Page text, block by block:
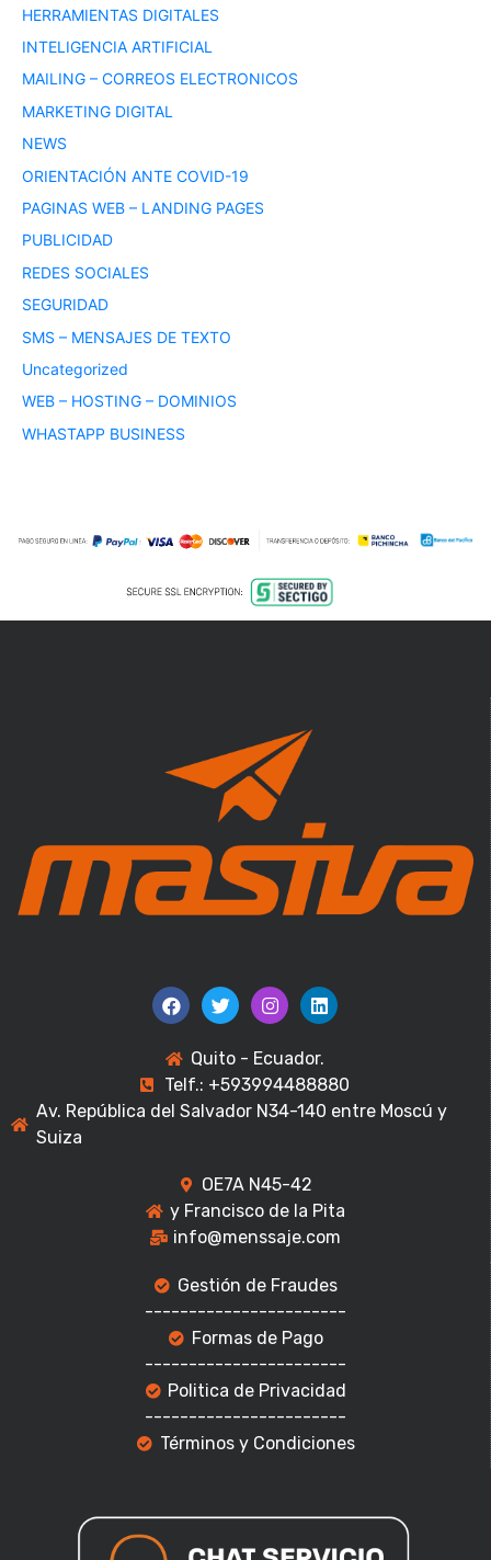
HERRAMIENTAS DIGITALES
INTELIGENCIA ARTIFICIAL
MAILING – CORREOS ELECTRONICOS
MARKETING DIGITAL
NEWS
ORIENTACIÓN ANTE COVID-19
PAGINAS WEB – LANDING PAGES
PUBLICIDAD
REDES SOCIALES
SEGURIDAD
SMS – MENSAJES DE TEXTO
Uncategorized
WEB – HOSTING – DOMINIOS
WHASTAPP BUSINESS
Quito - Ecuador.
Telf.: +593994488880
Av. República del Salvador N34-140 entre Moscú y
Suiza
OE7A N45-42
y Francisco de la Pita
info@menssaje.com
Gestión de Fraudes
-----------------------
Formas de Pago
-----------------------
Politica de Privacidad
-----------------------
Términos y Condiciones